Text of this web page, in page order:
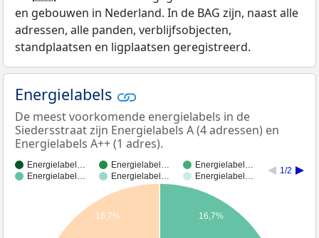
en gebouwen in Nederland. In de BAG zijn, naast alle
adressen, alle panden, verblijfsobjecten,
standplaatsen en ligplaatsen geregistreerd.
Energielabels
De meest voorkomende energielabels in de
Siedersstraat zijn Energielabels A (4 adressen) en
Energielabels A++ (1 adres).
Energielabel… Energielabel…
Energielabel…
Energielabel…
Energielabel… Energielabel…
1/2
16,7%
16,7%